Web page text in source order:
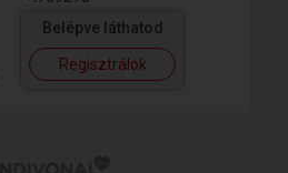
Belépve láthatod
Regisztrálok